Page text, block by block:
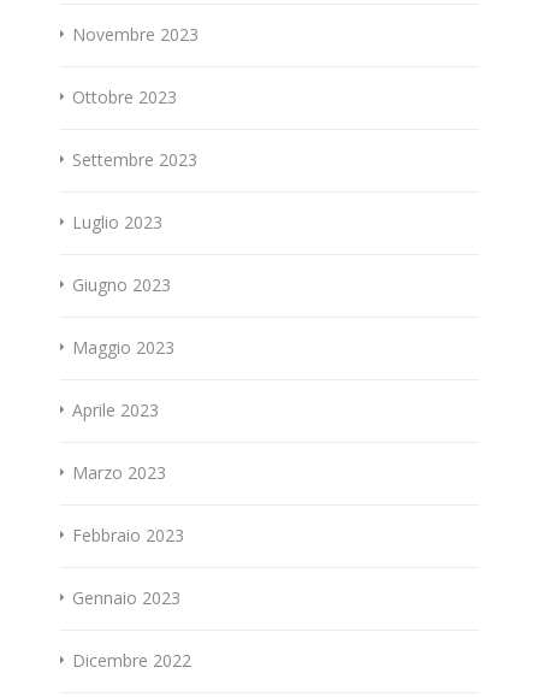
Novembre 2023
Ottobre 2023
Settembre 2023
Luglio 2023
Giugno 2023
Maggio 2023
Aprile 2023
Marzo 2023
Febbraio 2023
Gennaio 2023
Dicembre 2022